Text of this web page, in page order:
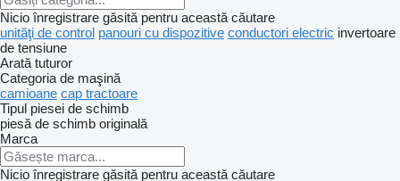
Nicio înregistrare găsită pentru această căutare
unităţi de control panouri cu dispozitive conductori electric invertoare
de tensiune
Arată tuturor
Categoria de maşină
camioane cap tractoare
Tipul piesei de schimb
piesă de schimb originală
Marca
Nicio înregistrare găsită pentru această căutare